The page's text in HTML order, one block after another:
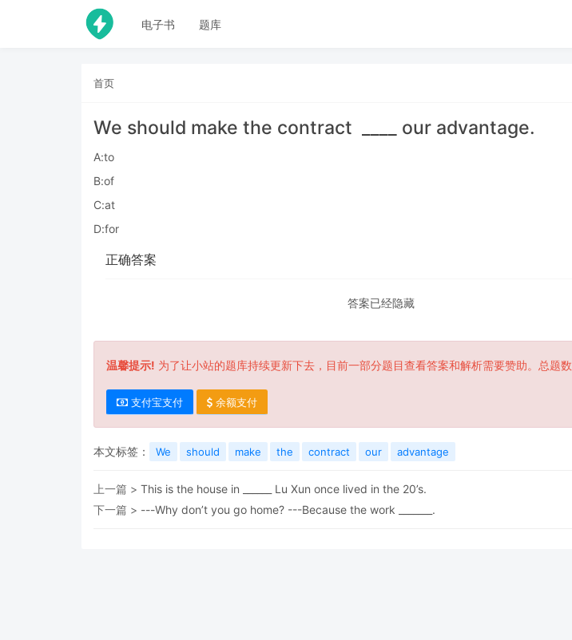
电子书 题库
首页
We should make the contract ____ our advantage.
A:to
B:of
C:at
D:for
正确答案
答案已经隐藏
温馨提示! 为了让小站的题库持续更新下去，目前一部分题目查看答案和解析需要赞助。总题数
支付宝支付 余额支付
本文标签： We should make the contract our advantage
上一篇 > This is the house in ______ Lu Xun once lived in the 20’s.
下一篇 > ---Why don’t you go home? ---Because the work _______.